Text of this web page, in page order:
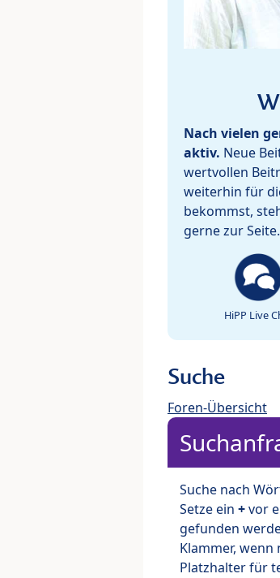
Nach vielen
aktiv. Neue
wertvollen
weiterhin für
bekommst,
gerne zur Seite.
HiPP Live
Suche
Foren-Übersicht
Suche nach
Setze ein +vor
gefunden
Klammer,
Platzhalter für